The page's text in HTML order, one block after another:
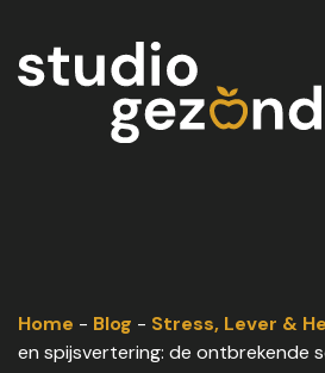
Home - Blog - Stress, Lever &
en spijsvertering: de ontbrekende